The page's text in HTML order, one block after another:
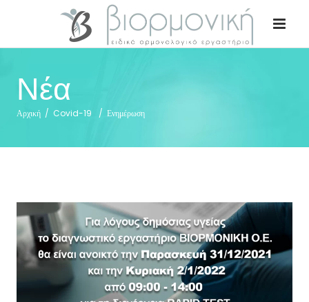
Νέα
Αρχική / Covid-19 / Ενημέρωση